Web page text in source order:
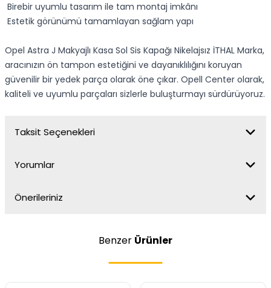
Birebir uyumlu tasarım ile tam montaj imkânı
Estetik görünümü tamamlayan sağlam yapı
Opel Astra J Makyajlı Kasa Sol Sis Kapağı Nikelajsız İTHAL Marka,
aracınızın ön tampon estetiğini ve dayanıklılığını koruyan
güvenilir bir yedek parça olarak öne çıkar. Opell Center olarak,
kaliteli ve uyumlu parçaları sizlerle buluşturmayı sürdürüyoruz.
Taksit Seçenekleri
Yorumlar
Önerileriniz
Benzer Ürünler